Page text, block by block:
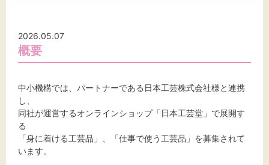
2026.05.07
概要
中小機構では、パートナーである日本工芸株式会社様と連携
し、
同社が運営するオンラインショップ「日本工芸堂」で展開す
る
「身に着ける工芸品」、「仕事で使う工芸品」を募集されて
います。